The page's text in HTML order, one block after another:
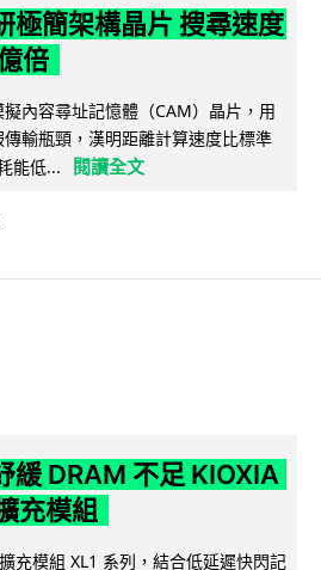
極簡架構晶片 搜尋速度
倍
內容尋址記憶體（CAM）晶片，用
輸瓶頸，漢明距離計算速度比標準
能低...
閱讀全文
緩 DRAM 不足 KIOXIA
充模組
充模組 XL1 系列，結合低延遲快閃記